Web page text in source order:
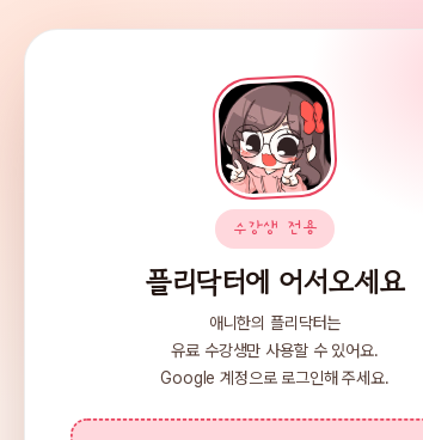
수강생 전용
플리닥터에 어서오세요
애니한의 플리닥터는
유료 수강생만 사용할 수 있어요.
Google 계정으로 로그인해 주세요.
애니한의 AI 음악 플리 가이드